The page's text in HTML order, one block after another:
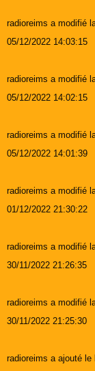
radioreims a modifié
05/12/2022 14:03:15
radioreims a modifié
05/12/2022 14:02:15
radioreims a modifié
05/12/2022 14:01:39
radioreims a modifié
01/12/2022 21:30:22
radioreims a modifié
30/11/2022 21:26:35
radioreims a modifié
30/11/2022 21:25:30
radioreims a ajouté le